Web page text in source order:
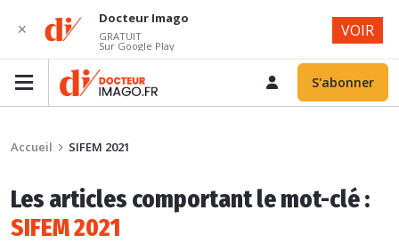
S'abonner
Accueil SIFEM 2021
Les articles comportant le mot-clé :
SIFEM 2021
✕
Docteur Imago
GRATUIT
Sur Google Play
VOIR